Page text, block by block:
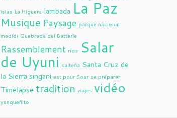
islas La Higuera lambada La Paz
Musique Paysage parque nacional
madidi Quebrada del Batterie
Rassemblement ríos Salar
de Uyuni salteña Santa Cruz de
la Sierra singani est pour Sour se préparer
Timelapse tradition viajes vidéo
yungueñito